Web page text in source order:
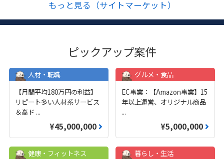
もっと見る（サイトマーケット）
ピックアップ案件
人材・転職
【月間平均180万円の利益】
リピート多い人材系サービス
＆高ド ...
¥45,000,000
グルメ・食品
EC事業：【Amazon事業】15
年以上運営、オリジナル商品
...
¥5,000,000
健康・フィットネス
暮らし・生活